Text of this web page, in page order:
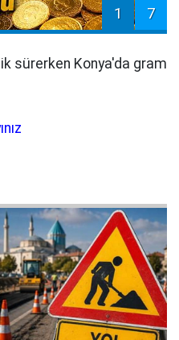
1 7
sürerken Konya'da gram